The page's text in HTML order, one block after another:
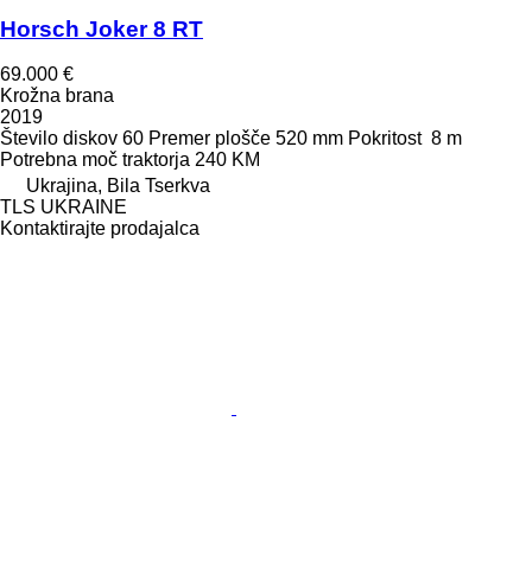
Horsch Joker 8 RT
69.000 €
Krožna brana
2019
Število diskov 60 Premer plošče 520 mm Pokritost 8 m
Potrebna moč traktorja 240 KM
Ukrajina, Bila Tserkva
TLS UKRAINE
Kontaktirajte prodajalca